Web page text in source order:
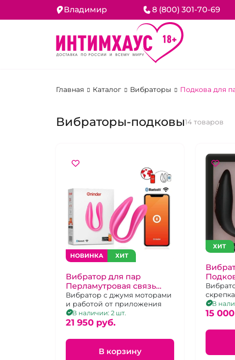
Владимир 8 (800) 301-70-69
Главная Каталог Вибраторы Подкова для
Вибраторы-подковы14 товаров
НОВИНКА ХИТ
Вибратор для пар
Перламутровая связь
"Oninder" скрепка
розовая
Вибратор с джумя моторами
и работой от приложения
В наличии: 2 шт.
21 950 pуб.
В корзину
ХИТ
Вибратор
"часами"
В
15